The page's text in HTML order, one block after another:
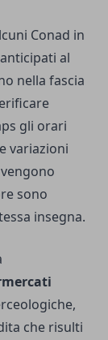
Conad in
al
nella fascia
gli orari
variazioni
sono
insegna.
che risulti